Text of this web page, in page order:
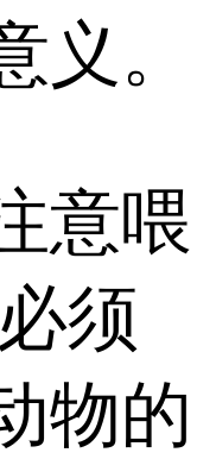
义。
意喂
须
物的